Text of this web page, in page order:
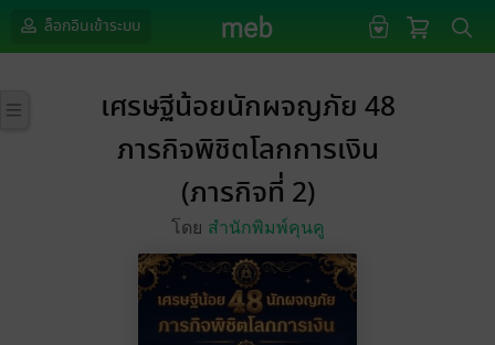
ล็อกอินเข้าระบบ
เศรษฐีน้อยนักผจญภัย 48
ภารกิจพิชิตโลกการเงิน
(ภารกิจที่ 2)
โดย สำนักพิมพ์คุนคู